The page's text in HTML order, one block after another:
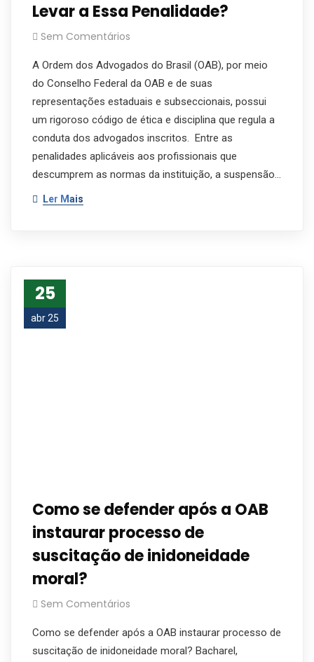
Levar a Essa Penalidade?
Sem Comentários
A Ordem dos Advogados do Brasil (OAB), por meio
do Conselho Federal da OAB e de suas
representações estaduais e subseccionais, possui
um rigoroso código de ética e disciplina que regula a
conduta dos advogados inscritos. Entre as
penalidades aplicáveis aos profissionais que
descumprem as normas da instituição, a suspensão…
Ler Mais
25
abr 25
Como se defender após a OAB
instaurar processo de
suscitação de inidoneidade
moral?
Sem Comentários
Como se defender após a OAB instaurar processo de
suscitação de inidoneidade moral? Bacharel,